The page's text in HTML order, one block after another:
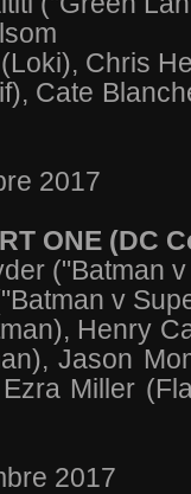
Chris
Cate
2017
ONE (DC
("Batman
v
Henry
Jason
Miller
2017